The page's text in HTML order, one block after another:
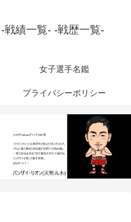
績一覧- -戦歴一覧-
女子選手名鑑
プライバシーポリシー